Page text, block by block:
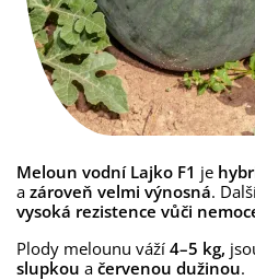
Meloun vodní Lajko F1 je
a zároveň velmi výnosná.
vysoká rezistence vůči
Plody melounu váží 4–5 kg,
slupkou a červenou dužinou.